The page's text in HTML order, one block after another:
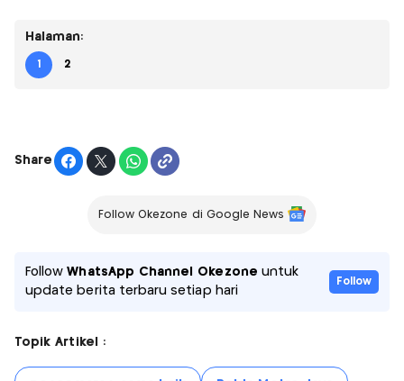
Halaman:
1 2
Share
Follow Okezone di Google News
FollowWhatsApp Channel Okezone untuk
update berita terbaru setiap hari
Follow
Topik Artikel :